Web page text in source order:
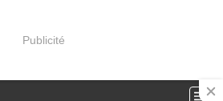
Publicité